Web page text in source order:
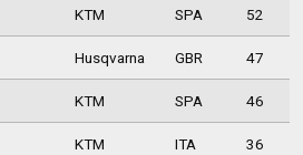
KTM SPA 52
Husqvarna GBR 47
KTM SPA 46
KTM ITA 36